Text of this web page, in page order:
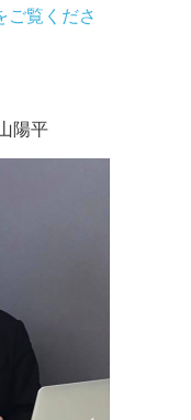
ご覧くださ
陽平